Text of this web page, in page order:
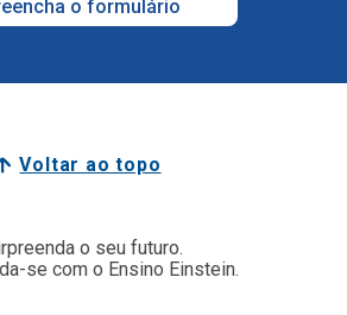
o formulário
Voltar ao topo
o seu futuro.
se com o Ensino Einstein.